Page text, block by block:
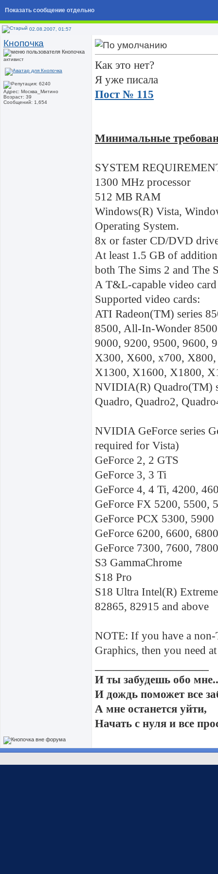
Показать сообщение отдельно
02.08.2007, 01:57
Кнопочка
активист
Адрес: Москва_Митино
Возраст: 39
Сообщений: 1,654
Как это нет?
Я уже писала
Пост № 115
Минимальные
SYSTEM
1300 MHz processor
512 MB RAM
Windows(R) Vista,
Operating System.
8x or faster CD/DVD
At least 1.5 GB of
both The Sims 2 and The
A T&L-capable video
Supported video cards:
ATI Radeon(TM) series
8500, All-In-Wonder 8500
9000, 9200, 9500, 9600,
X300, X600, x700,
X1300, X1600, X1800,
NVIDIA(R) Quadro(TM)
Quadro, Quadro2,
NVIDIA GeForce series
required for Vista)
GeForce 2, 2 GTS
GeForce 3, 3 Ti
GeForce 4, 4 Ti, 4200,
GeForce FX 5200, 5500,
GeForce PCX 5300, 5900
GeForce 6200, 6600, 6800
GeForce 7300, 7600,
S3 GammaChrome
S18 Pro
S18 Ultra Intel(R)
82865, 82915 and above
NOTE: If you have a non-
Graphics, then you need
И ты забудешь обо
И дождь поможет все
А мне останется уйти,
Начать с нуля и все